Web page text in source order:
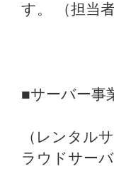
す。 （担当
■サーバー事
（レンタル
ラウドサーバ